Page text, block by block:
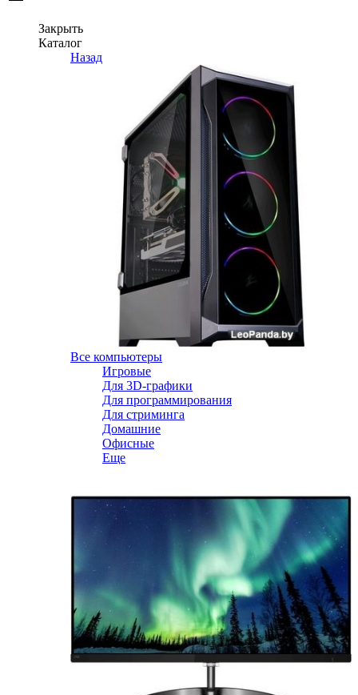
Закрыть
Каталог
Назад
Все компьютеры
Игровые
Для 3D-графики
Для программирования
Для стриминга
Домашние
Офисные
Еще